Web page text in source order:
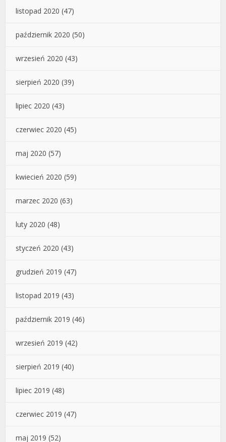
listopad 2020 (47)
październik 2020 (50)
wrzesień 2020 (43)
sierpień 2020 (39)
lipiec 2020 (43)
czerwiec 2020 (45)
maj 2020 (57)
kwiecień 2020 (59)
marzec 2020 (63)
luty 2020 (48)
styczeń 2020 (43)
grudzień 2019 (47)
listopad 2019 (43)
październik 2019 (46)
wrzesień 2019 (42)
sierpień 2019 (40)
lipiec 2019 (48)
czerwiec 2019 (47)
maj 2019 (52)